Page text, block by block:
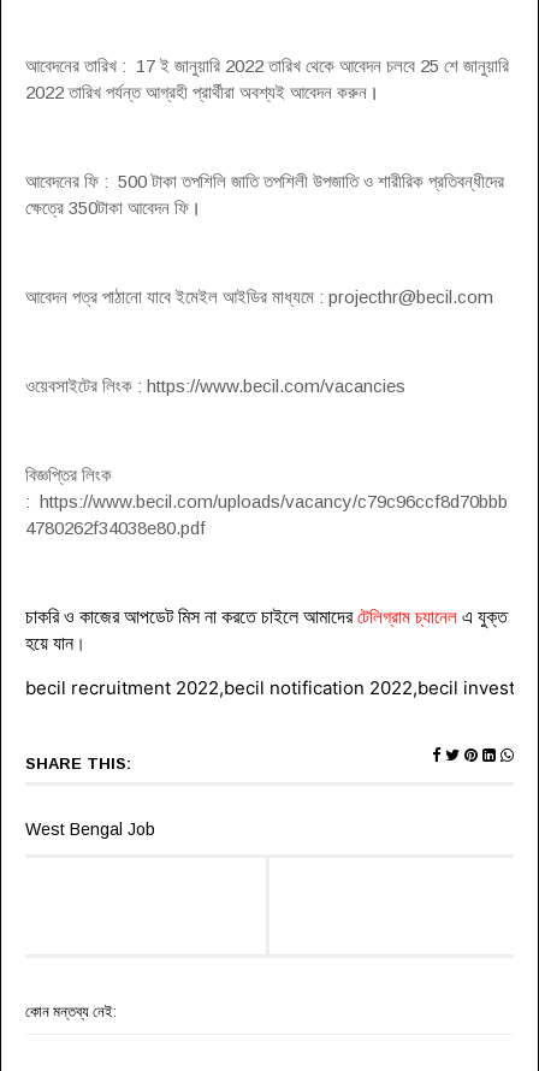
আবেদনের তারিখ : 17 ই জানুয়ারি 2022 তারিখ থেকে আবেদন চলবে 25 শে জানুয়ারি
2022 তারিখ পর্যন্ত আগ্রহী প্রার্থীরা অবশ্যই আবেদন করুন ।
আবেদনের ফি : 500 টাকা তপশিলি জাতি তপশিলী উপজাতি ও শারীরিক প্রতিবন্ধীদের
ক্ষেত্রে 350টাকা আবেদন ফি ।
আবেদন পত্র পাঠানো যাবে ইমেইল আইডির মাধ্যমে : projecthr@becil.com
ওয়েবসাইটের লিংক : https://www.becil.com/vacancies
বিজ্ঞপ্তির লিংক
: https://www.becil.com/uploads/vacancy/c79c96ccf8d70bbb
4780262f34038e80.pdf
চাকরি ও কাজের আপডেট মিস না করতে চাইলে আমাদেরটেলিগ্রাম চ্যানেল এ যুক্ত
হয়ে যান।
becil recruitment 2022,becil notification 2022,becil
SHARE THIS:
West Bengal Job
কোন মন্তব্য নেই: